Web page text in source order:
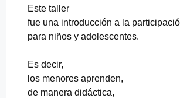
Este taller
fue una introducción a la
para niños y adolescentes.
Es decir,
los menores aprenden,
de manera didáctica,